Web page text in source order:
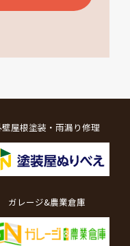
壁屋根塗装・雨漏り修理
ガレージ&農業倉庫